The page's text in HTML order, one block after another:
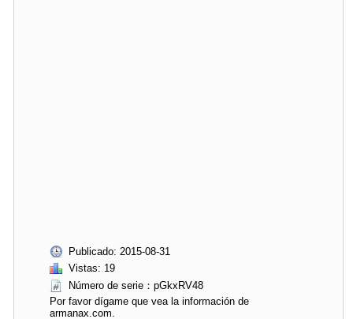
Publicado: 2015-08-31
Vistas: 19
Número de serie：pGkxRV48
Por favor dígame que vea la información de
armanax.com.